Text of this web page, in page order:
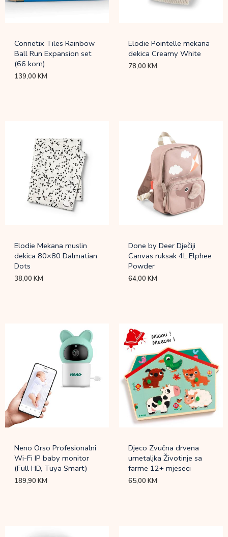
Connetix Tiles Rainbow
Ball Run Expansion set
(66 kom)
139,00KM
Elodie Pointelle mekana
dekica Creamy White
78,00KM
Elodie Mekana muslin
dekica 80×80 Dalmatian
Dots
38,00KM
Done by Deer Dječiji
Canvas ruksak 4L Elphee
Powder
64,00KM
Neno Orso Profesionalni
Wi-Fi IP baby monitor
(Full HD, Tuya Smart)
189,90KM
Djeco Zvučna drvena
umetaljka Životinje sa
farme 12+ mjeseci
65,00KM